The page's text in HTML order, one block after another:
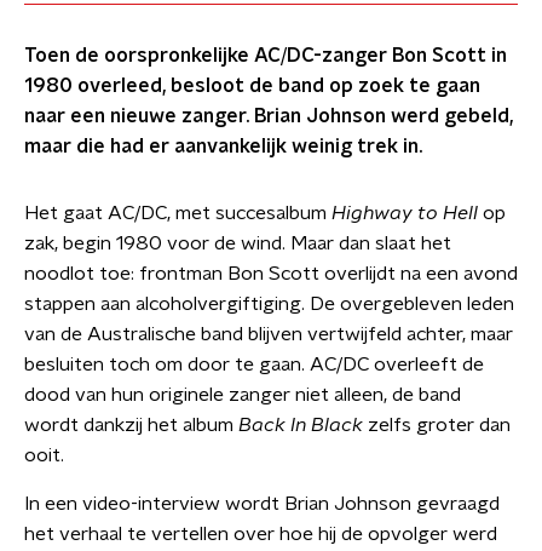
Toen de oorspronkelijke AC/DC-zanger Bon Scott in
1980 overleed, besloot de band op zoek te gaan
naar een nieuwe zanger. Brian Johnson werd gebeld,
maar die had er aanvankelijk weinig trek in.
Het gaat AC/DC, met succesalbum Highway to Hell op
zak, begin 1980 voor de wind. Maar dan slaat het
noodlot toe: frontman Bon Scott overlijdt na een avond
stappen aan alcoholvergiftiging. De overgebleven leden
van de Australische band blijven vertwijfeld achter, maar
besluiten toch om door te gaan. AC/DC overleeft de
dood van hun originele zanger niet alleen, de band
wordt dankzij het album Back In Black zelfs groter dan
ooit.
In een video-interview wordt Brian Johnson gevraagd
het verhaal te vertellen over hoe hij de opvolger werd